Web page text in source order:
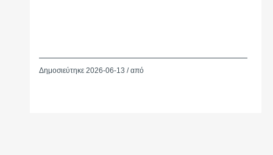
Δημοσιεύτηκε 2026-06-13 / από